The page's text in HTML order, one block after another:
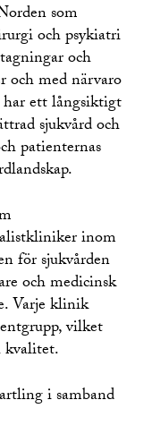
som
och psykiatri
och
och med närvaro
ett långsiktigt
sjukvård och
patienternas
inom
för sjukvården
och medicinsk
Varje klinik
vilket
i samband